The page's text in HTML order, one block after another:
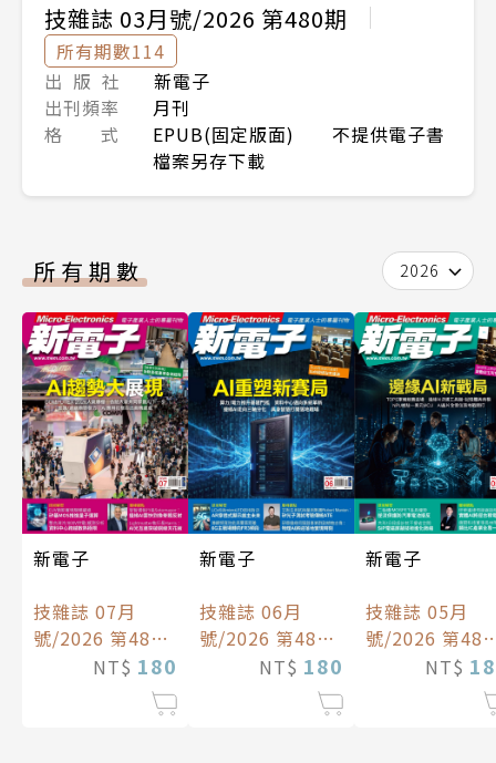
技雜誌 03月號/2026 第480期
所有期數114
出 版 社
新電子
出刊頻率
月刊
格 式
EPUB(固定版面) 不提供電子書
檔案另存下載
所有期數 2026
新電子
技雜誌 07月
號/2026 第484
NT$ 180
新電子
技雜誌 06月
號/2026 第483
NT$ 180
新電子
技雜誌 05月
號/2026 第482
NT$